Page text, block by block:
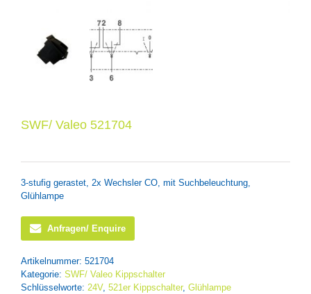
SWF/ Valeo 521704
3-stufig gerastet, 2x Wechsler CO, mit Suchbeleuchtung,
Glühlampe
Anfragen/ Enquire
Artikelnummer: 521704
Kategorie: SWF/ Valeo Kippschalter
Schlüsselworte: 24V, 521er Kippschalter, Glühlampe